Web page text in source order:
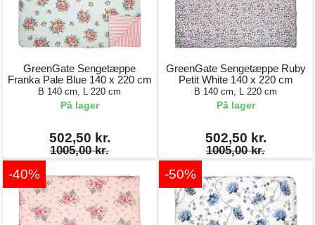
GreenGate Sengetæppe
Franka Pale Blue 140 x 220 cm
B 140 cm, L 220 cm
På lager
502,50 kr.
1005,00 kr.
GreenGate Sengetæppe Ruby
Petit White 140 x 220 cm
B 140 cm, L 220 cm
På lager
502,50 kr.
1005,00 kr.
-40% -50%